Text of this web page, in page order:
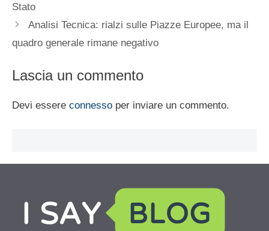
Stato
Analisi Tecnica: rialzi sulle Piazze Europee, ma il
quadro generale rimane negativo
Lascia un commento
Devi essere connesso per inviare un commento.